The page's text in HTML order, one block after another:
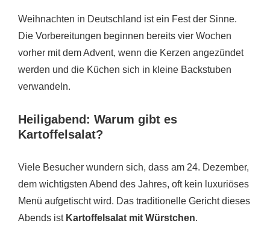
Weihnachten in Deutschland ist ein Fest der Sinne.
Die Vorbereitungen beginnen bereits vier Wochen
vorher mit dem Advent, wenn die Kerzen angezündet
werden und die Küchen sich in kleine Backstuben
verwandeln.
Heiligabend: Warum gibt es
Kartoffelsalat?
Viele Besucher wundern sich, dass am 24. Dezember,
dem wichtigsten Abend des Jahres, oft kein luxuriöses
Menü aufgetischt wird. Das traditionelle Gericht dieses
Abends ist Kartoffelsalat mit Würstchen.